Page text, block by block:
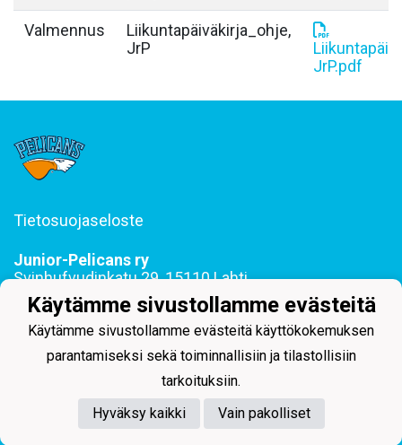
Valmennus
Liikuntapäiväkirja_ohje,
JrP
JrP.pdf
Tietosuojaseloste
Junior-Pelicans ry
Svinhufvudinkatu 29, 15110 Lahti
044 255 1975 toimisto@juniorpelicans.fi
Toimisto avoinna ma-pe klo 9-15
Powered by
Käytämme sivustollamme evästeitä
Käytämme sivustollamme evästeitä käyttökokemuksen
parantamiseksi sekä toiminnallisiin ja tilastollisiin
tarkoituksiin.
Hyväksy kaikki
Vain pakolliset